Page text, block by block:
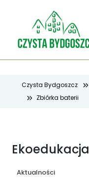
Czysta Bydgoszcz
Zbiórka baterii
Ekoedukacja
Aktualności